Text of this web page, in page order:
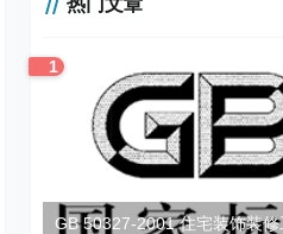
热门文章
1
GB 50327-2001 住宅装饰装